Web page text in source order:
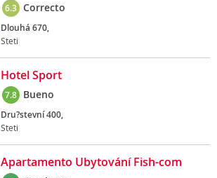
6.3 Correcto
Dlouhá 670,
Steti
Hotel Sport
7.8 Bueno
Dru?stevní 400,
Steti
Apartamento Ubytování Fish-com